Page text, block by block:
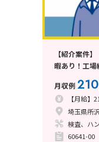
【紹介案件
暇あり！工
月収例
【月給】
埼玉県所
検査、ハ
60641-00